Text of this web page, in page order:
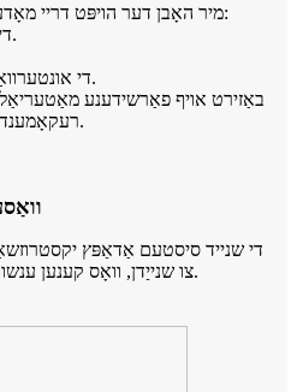
מיר האָבן דער הויפּט דריי מאָדעס פון פּעלאַץ קאַטינג סיסטעם:
1. די וואַסער רינג שנייד סיסטעם.
3. די אונטערוואַסער שטריק שנייד סיסטעם.
באַזירט אויף פאַרשידענע
רעקאָמענדירן פאַרשידענע שנייד מעטאָדן.
1.
צו שנייַדן, וואָס קענען ענשור די גאנץ אויסזען פון פּאַרטיקל.